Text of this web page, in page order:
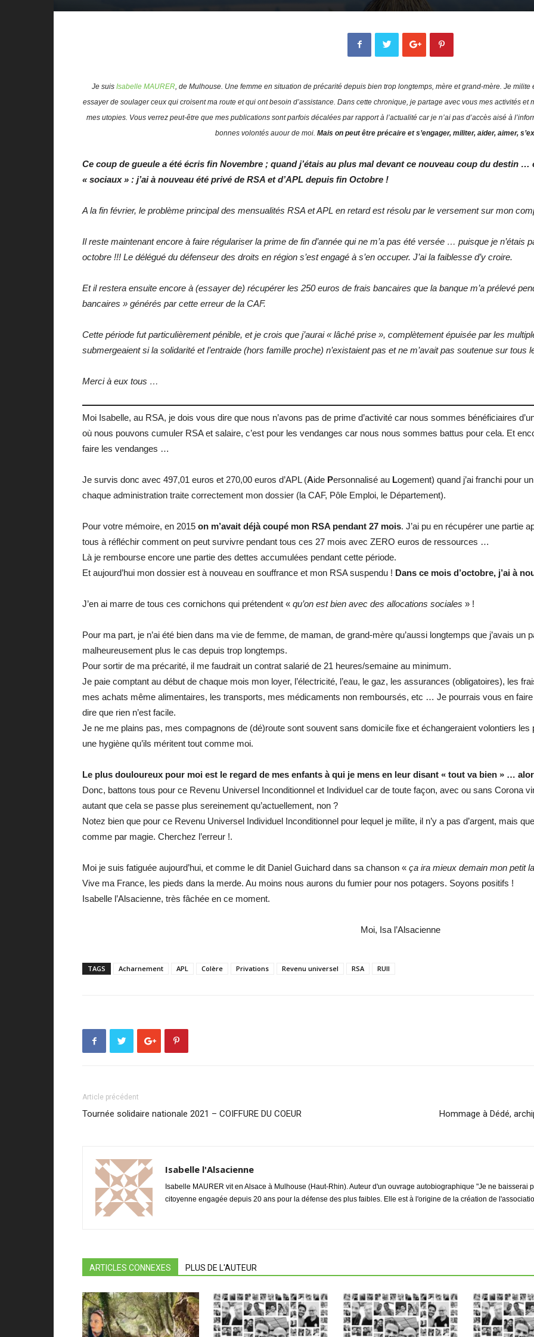
Je suis Isabelle MAURER , de Mulhouse. Une femme en situation de précarité depuis bien trop longtemps, mère et grand-mère. Je
essayer de soulager ceux qui croisent ma route et qui ont besoin d’assistance. Dans cette chronique, je partage avec vous mes activités
mes utopies. Vous verrez peut-être que mes publications sont parfois décalées par rapport à l’actualité car je n’ai pas d’accès aisé à
bonnes volontés auour de moi. Mais on peut être précaire et s’engager, militer, aider, aimer,
Ce coup de gueule a été écris fin Novembre ; quand j’étais au plus mal devant ce nouveau coup du destin …
« sociaux » : j’ai à nouveau été privé de RSA et d’APL depuis fin Octobre !
A la fin février, le problème principal des mensualités RSA et APL en retard est résolu par le versement sur mon
Il reste maintenant encore à faire régulariser la prime de fin d’année qui ne m’a pas été versée … puisque je n’étais
octobre !!! Le délégué du défenseur des droits en région s’est engagé à s’en occuper. J’ai la faiblesse d’y croire.
Et il restera ensuite encore à (essayer de) récupérer les 250 euros de frais bancaires que la banque m’a prélevé
bancaires » générés par cette erreur de la CAF.
Cette période fut particulièrement pénible, et je crois que j’aurai « lâché prise », complètement épuisée par les
submergeaient si la solidarité et l’entraide (hors famille proche) n’existaient pas et ne m’avait pas soutenue sur tous
Merci à eux tous …
Moi Isabelle, au RSA, je dois vous dire que nous n’avons pas de prime d’activité car nous sommes bénéficiaires
où nous pouvons cumuler RSA et salaire, c’est pour les vendanges car nous nous sommes battus pour cela. Et
faire les vendanges …
Je survis donc avec 497,01 euros et 270,00 euros d’APL (Aide Personnalisé au Logement) quand j’ai franchi pour
chaque administration traite correctement mon dossier (la CAF, Pôle Emploi, le Département).
Pour votre mémoire, en 2015 on m’avait déjà coupé mon RSA pendant 27 mois. J’ai pu en récupérer une partie
tous à réfléchir comment on peut survivre pendant tous ces 27 mois avec ZERO euros de ressources …
Là je rembourse encore une partie des dettes accumulées pendant cette période.
Et aujourd’hui mon dossier est à nouveau en souffrance et mon RSA suspendu ! Dans ce mois d’octobre, j’ai à
J’en ai marre de tous ces cornichons qui prétendent « qu’on est bien avec des allocations sociales » !
Pour ma part, je n’ai été bien dans ma vie de femme, de maman, de grand-mère qu’aussi longtemps que j’avais un
malheureusement plus le cas depuis trop longtemps.
Pour sortir de ma précarité, il me faudrait un contrat salarié de 21 heures/semaine au minimum.
Je paie comptant au début de chaque mois mon loyer, l’électricité, l’eau, le gaz, les assurances (obligatoires), les
mes achats même alimentaires, les transports, mes médicaments non remboursés, etc … Je pourrais vous en
dire que rien n’est facile.
Je ne me plains pas, mes compagnons de (dé)route sont souvent sans domicile fixe et échangeraient volontiers
une hygiène qu’ils méritent tout comme moi.
Le plus douloureux pour moi est le regard de mes enfants à qui je mens en leur disant « tout va bien » …
Donc, battons tous pour ce Revenu Universel Inconditionnel et Individuel car de toute façon, avec ou sans Corona
autant que cela se passe plus sereinement qu’actuellement, non ?
Notez bien que pour ce Revenu Universel Individuel Inconditionnel pour lequel je milite, il n’y a pas d’argent, mais
comme par magie. Cherchez l’erreur !.
Moi je suis fatiguée aujourd’hui, et comme le dit Daniel Guichard dans sa chanson « ça ira mieux demain mon petit
Vive ma France, les pieds dans la merde. Au moins nous aurons du fumier pour nos potagers. Soyons positifs !
Isabelle l’Alsacienne, très fâchée en ce moment.
Moi, Isa l’Alsacienne
TAGS Acharnement APL Colère Privations Revenu universel RSA RUII
Article précédent
Tournée solidaire nationale 2021 – COIFFURE DU COEUR Hommage à Dédé,
Isabelle l'Alsacienne
Isabelle MAURER vit en Alsace à Mulhouse (Haut-Rhin). Auteur d'un ouvrage autobiographique "Je ne baisserai
citoyenne engagée depuis 20 ans pour la défense des plus faibles. Elle est à l'origine de la création de
ARTICLES CONNEXES PLUS DE L'AUTEUR